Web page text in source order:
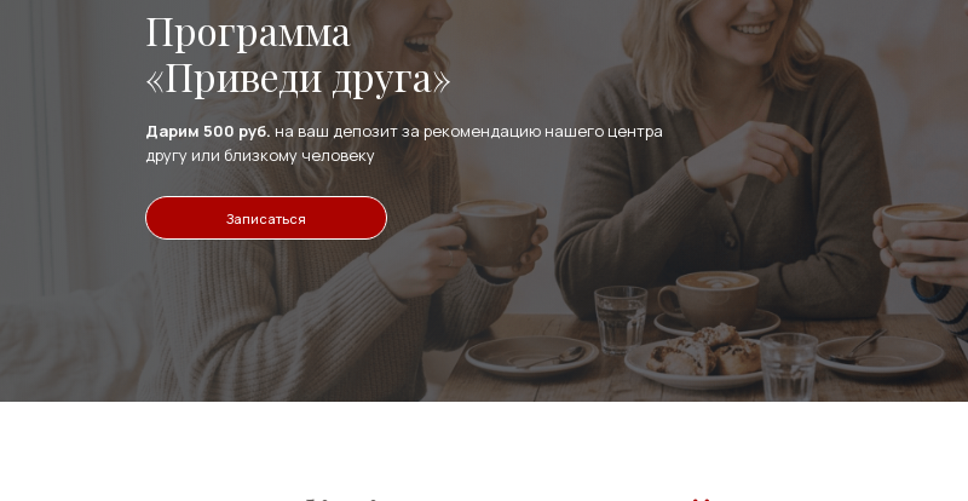
Программа
«Приведи друга»
Дарим 500 руб.на ваш депозит за рекомендацию нашего центра
другу или близкому человеку
Записаться
Центр «Holistima» предлагает холистический подход
(интегративный, превентивный), основным принципом
которой является сосредоточение на лечении «человека
в целом», а не только на симптомах его болезни.
Центр Holistima -целостный подходк здоровью
и профилактике, а также сохранению красоты
и молодости организма